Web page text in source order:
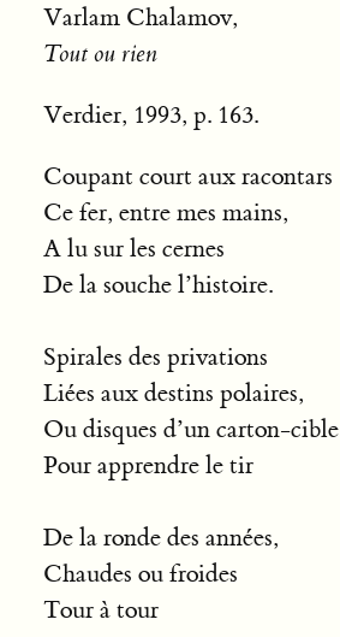
Varlam Chalamov,
Tout ou rien
Verdier, 1993, p. 163.
Coupant court aux racontars
Ce fer, entre mes mains,
A lu sur les cernes
De la souche l’histoire.
Spirales des privations
Liées aux destins polaires,
Ou disques d’un carton-cible
Pour apprendre le tir
De la ronde des années,
Chaudes ou froides
Tour à tour